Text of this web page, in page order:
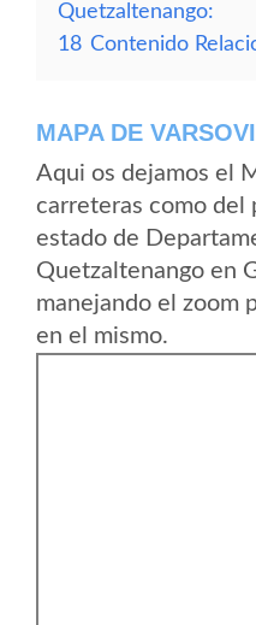
Quetzaltenango:
18 Contenido
MAPA DE
Aqui os dejamos el
carreteras como del
estado de
Quetzaltenango en
manejando el zoom
en el mismo.